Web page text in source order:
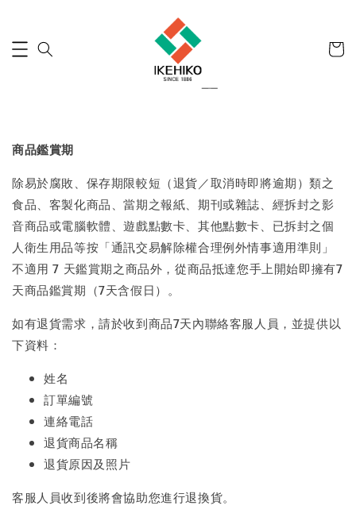
商品鑑賞期
除易於腐敗、保存期限較短（退貨／取消時即將逾期）類之
食品、客製化商品、當期之報紙、期刊或雜誌、經拆封之影
音商品或電腦軟體、遊戲點數卡、其他點數卡、已拆封之個
人衛生用品等按「通訊交易解除權合理例外情事適用準則」
不適用 7 天鑑賞期之商品外，從商品抵達您手上開始即擁有7
天商品鑑賞期（7天含假日）。
如有退貨需求，請於收到商品7天內聯絡客服人員，並提供以
下資料：
姓名
訂單編號
連絡電話
退貨商品名稱
退貨原因及照片
客服人員收到後將會協助您進行退換貨。